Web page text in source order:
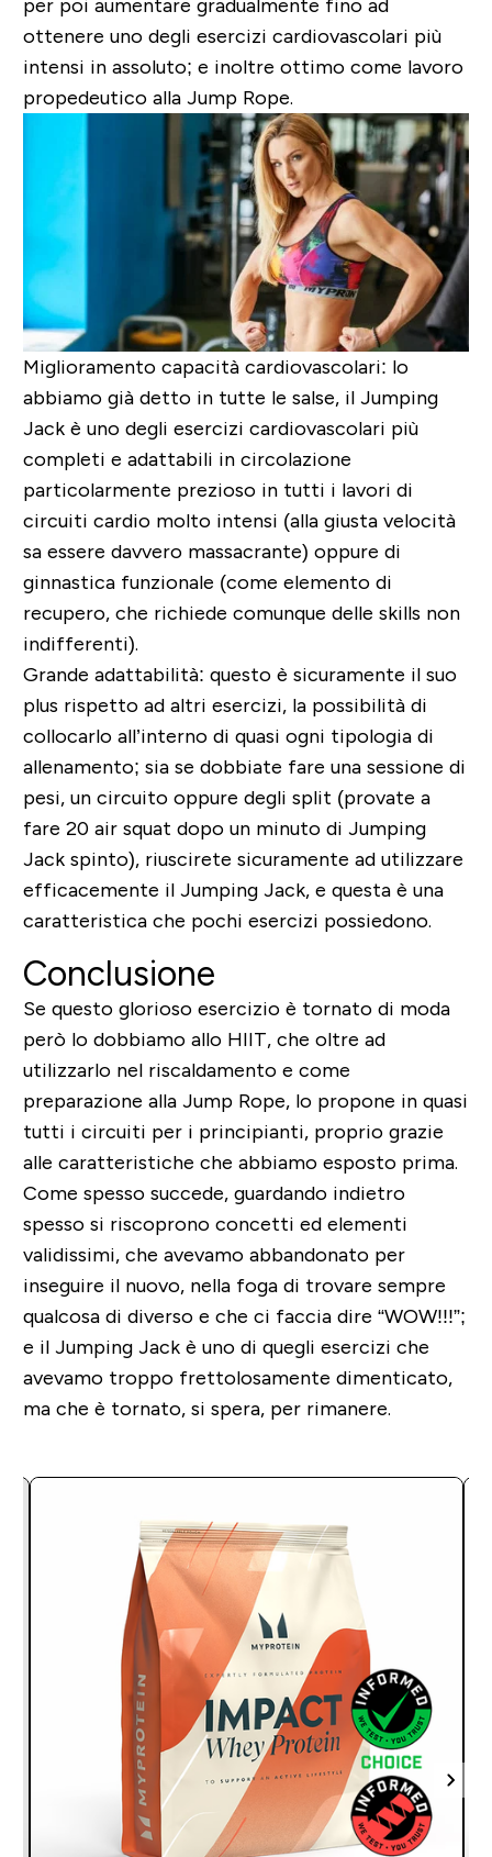
per poi aumentare gradualmente fino ad
ottenere uno degli esercizi cardiovascolari più
intensi in assoluto; e inoltre ottimo come lavoro
propedeutico alla Jump Rope.
Miglioramento capacità cardiovascolari: lo
abbiamo già detto in tutte le salse, il Jumping
Jack è uno degli esercizi cardiovascolari più
completi e adattabili in circolazione
particolarmente prezioso in tutti i lavori di
circuiti cardio molto intensi (alla giusta velocità
sa essere davvero massacrante) oppure di
ginnastica funzionale (come elemento di
recupero, che richiede comunque delle skills non
indifferenti).
Grande adattabilità: questo è sicuramente il suo
plus rispetto ad altri esercizi, la possibilità di
collocarlo all’interno di quasi ogni tipologia di
allenamento; sia se dobbiate fare una sessione di
pesi, un circuito oppure degli split (provate a
fare 20 air squat dopo un minuto di Jumping
Jack spinto), riuscirete sicuramente ad utilizzare
efficacemente il Jumping Jack, e questa è una
caratteristica che pochi esercizi possiedono.
Conclusione
Se questo glorioso esercizio è tornato di moda
però lo dobbiamo allo HIIT, che oltre ad
utilizzarlo nel riscaldamento e come
preparazione alla Jump Rope, lo propone in quasi
tutti i circuiti per i principianti, proprio grazie
alle caratteristiche che abbiamo esposto prima.
Come spesso succede, guardando indietro
spesso si riscoprono concetti ed elementi
validissimi, che avevamo abbandonato per
inseguire il nuovo, nella foga di trovare sempre
qualcosa di diverso e che ci faccia dire “WOW!!!”;
e il Jumping Jack è uno di quegli esercizi che
avevamo troppo frettolosamente dimenticato,
ma che è tornato, si spera, per rimanere.